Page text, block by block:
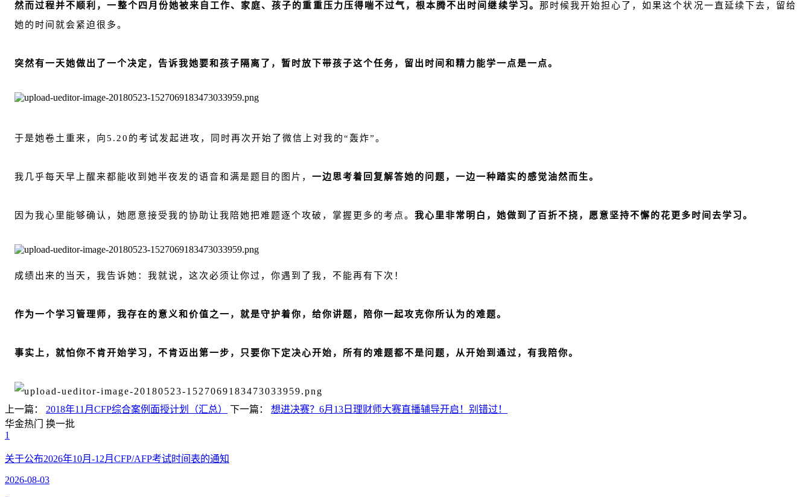
然而过程并不顺利，一整个四月份她被来自工作、家庭、孩子的重重压力压得喘不过气，根本腾不出时间继续学习。 那时候我开始担心了，如果这个状况一直延续下去，留给
她的时间就会紧迫很多。
突然有一天她做出了一个决定，告诉我她要和孩子隔离了，暂时放下带孩子这个任务，留出时间和精力能学一点是一点。
于是她卷土重来，向5.20的考试发起进攻，同时再次开始了微信上对我的“轰炸”。
我几乎每天早上醒来都能收到她半夜发的语音和满是题目的图片， 一边思考着回复解答她的问题，一边一种踏实的感觉油然而生。
因为我心里能够确认，她愿意接受我的协助让我陪她把难题逐个攻破，掌握更多的考点。 我心里非常明白，她做到了百折不挠，愿意坚持不懈的花更多时间去学习。
成绩出来的当天，我告诉她：我就说，这次必须让你过，你遇到了我，不能再有下次！
作为一个学习管理师，我存在的意义和价值之一，就是守护着你，给你讲题，陪你一起攻克你所认为的难题。
事实上，就怕你不肯开始学习，不肯迈出第一步，只要你下定决心开始，所有的难题都不是问题，从开始到通过，有我陪你。
上一篇： 2018年11月CFP综合案例面授计划（汇总） 下一篇： 想进决赛？6月13日理财师大赛直播辅导开启！别错过！
华金热门
换一批
1
关于公布2026年10月-12月CFP/AFP考试时间表的通知
2026-08-03